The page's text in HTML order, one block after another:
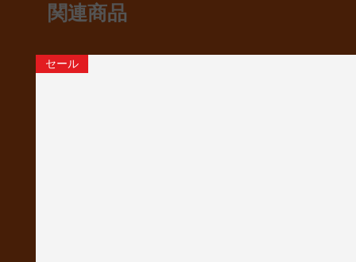
関連商品
セール